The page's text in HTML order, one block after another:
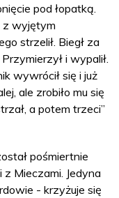
pod łopatką.
z wyjętym
strzelił. Biegł za
i wypalił.
wywrócił się i już
ale zrobiło mu się
a potem trzeci”
pośmiertnie
Mieczami. Jedyna
- krzyżuje się